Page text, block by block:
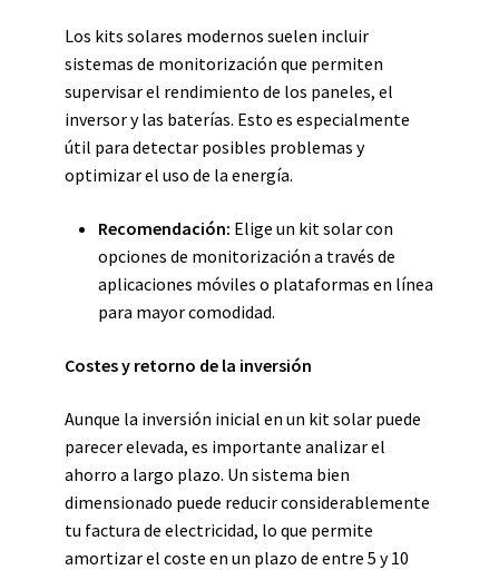
Los kits solares modernos suelen incluir
sistemas de monitorización que permiten
supervisar el rendimiento de los paneles, el
inversor y las baterías. Esto es especialmente
útil para detectar posibles problemas y
optimizar el uso de la energía.
Recomendación: Elige un kit solar con
opciones de monitorización a través de
aplicaciones móviles o plataformas en línea
para mayor comodidad.
Costes y retorno de la inversión
Aunque la inversión inicial en un kit solar puede
parecer elevada, es importante analizar el
ahorro a largo plazo. Un sistema bien
dimensionado puede reducir considerablemente
tu factura de electricidad, lo que permite
amortizar el coste en un plazo de entre 5 y 10